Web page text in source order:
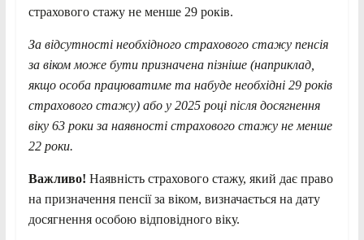
страхового стажу не менше 29 років.
За відсутності необхідного страхового стажу пенсія
за віком можебути призначена пізніше (наприклад,
якщо особа працюватиме та набуде необхідні 29 років
страхового стажу) або у 2025 році після досягнення
віку 63 роки за наявності страхового стажу не менше
22 роки.
Важливо! Наявність страхового стажу, який дає право
на призначення пенсії за віком, визначається на дату
досягнення особою відповідного віку.